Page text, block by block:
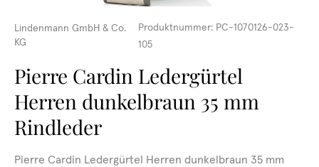
Lindenmann GmbH & Co.
KG
Produktnummer: PC-1070126-023-
105
Pierre Cardin Ledergürtel
Herren dunkelbraun 35 mm
Rindleder
Pierre Cardin Ledergürtel Herren dunkelbraun 35 mm